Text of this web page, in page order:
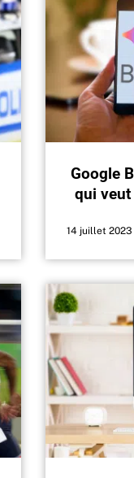
Google
qui veut
14 juillet 2023